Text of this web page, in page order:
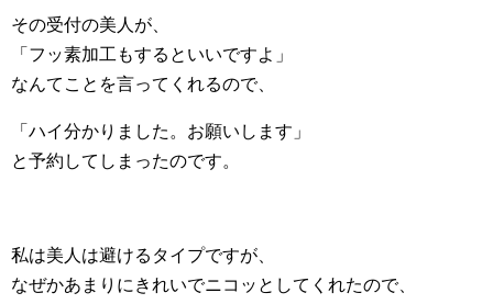
その受付の美人が、
「フッ素加工もするといいですよ」
なんてことを言ってくれるので、
「ハイ分かりました。お願いします」
と予約してしまったのです。
私は美人は避けるタイプですが、
なぜかあまりにきれいでニコッとしてくれたので、